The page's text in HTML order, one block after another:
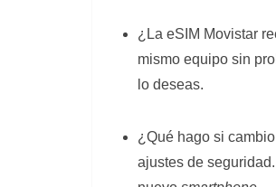
¿La eSIM Movistar
mismo equipo sin
lo deseas.
¿Qué hago si
ajustes de